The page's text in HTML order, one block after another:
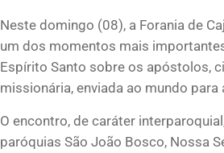
Neste domingo (08), a Forania de
um dos momentos mais
Espírito Santo sobre os apóstolos,
missionária, enviada ao mundo para
O encontro, de caráter
paróquias São João Bosco, Nossa